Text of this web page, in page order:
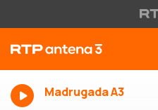
Madrugada A3